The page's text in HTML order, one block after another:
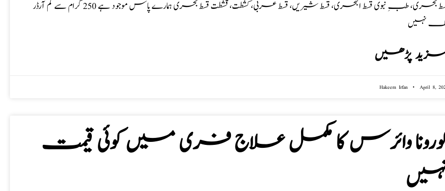
پڑھیں
Hakeem Irfan April 8,
وائرس کا مکمل علاج فری میں کوئی قیمت